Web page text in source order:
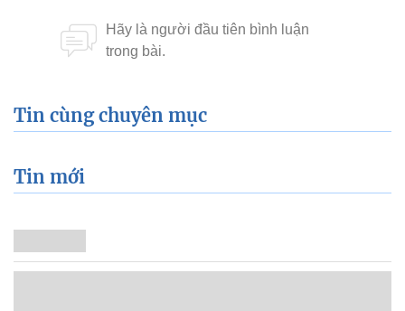
Tin cùng chuyên mục
Tin mới